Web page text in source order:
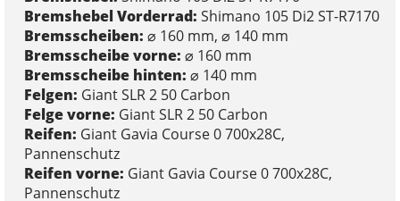
Bremshebel Vorderrad: Shimano 105 Di2 ST-R7170
Bremsscheiben: ⌀ 160 mm, ⌀ 140 mm
Bremsscheibe vorne: ⌀ 160 mm
Bremsscheibe hinten: ⌀ 140 mm
Felgen: Giant SLR 2 50 Carbon
Felge vorne: Giant SLR 2 50 Carbon
Reifen: Giant Gavia Course 0 700x28C,
Pannenschutz
Reifen vorne: Giant Gavia Course 0 700x28C,
Pannenschutz